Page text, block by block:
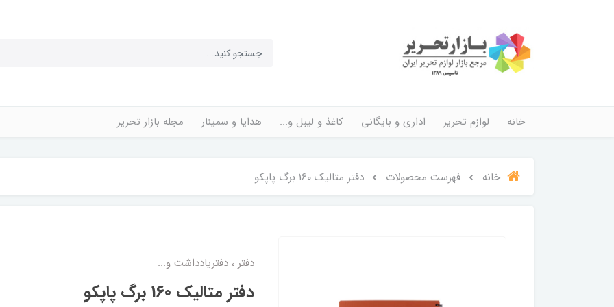
خانه لوازم تحریر اداری و بایگانی کاغذ و لیبل و... هدایا و سمینار مجله بازار تحریر
خانه فهرست محصولات دفتر متالیک 160 برگ پاپکو
دفتر ، دفتریادداشت و...
دفتر متالیک 160 برگ پاپکو